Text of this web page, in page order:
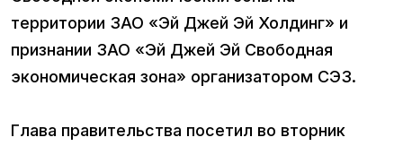
территории ЗАО «Эй Джей Эй Холдинг» и
признании ЗАО «Эй Джей Эй Свободная
экономическая зона» организатором СЭЗ.
Глава правительства посетил во вторник